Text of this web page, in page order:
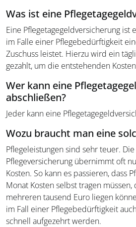
Was ist eine
Eine Pflegetagegeld­versicherung ist
im Falle einer Pflegebedürftigkeit
Zuschuss leistet. Hierzu wird ein
gezahlt, um die entstehenden
Wer kann eine
abschließen?
Jeder kann eine
Wozu braucht man eine
Pflegeleistungen sind sehr teuer.
Pflegeversicherung übernimmt oft
Kosten. So kann es passieren, dass
Monat Kosten selbst tragen
mehreren tausend Euro liegen
im Fall einer Pflegebedürftigkeit
schnell aufgezehrt werden.